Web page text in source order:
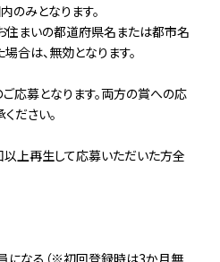
みとなります。
住まいの都道府県名または都市名
合は、無効となります。
応募となります。両方の賞への応
ださい。
上再生して応募いただいた方全
になる（※初回登録時は3か月無